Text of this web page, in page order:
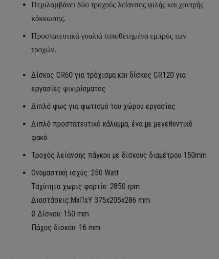
Περιλαμβάνει δύο τροχούς λείανσης ψιλής και χοντρής
κόκκωσης.
Προστατευτικά γυαλιά τοποθετημένα εμπρός των
τροχών.
Δίσκος GR60 για τρόχισμα και δίσκος GR120 για
εργασίες φινιρίσματος
Διπλό φως για φωτισμό του χώρου εργασίας
Διπλό προστατευτικό κάλυμμα, ένα με μεγεθυντικό
φακό
Τροχός λείανσης πάγκου με δίσκους διαμέτρου 150mm
Ονομαστική ισχύς: 250 Watt
Ταχύτητα χωρίς φορτίο: 2850 rpm
Διαστάσεις:ΜxΠxΥ 375x205x286 mm
Ø Δίσκου: 150 mm
Πάχος δίσκου: 16 mm